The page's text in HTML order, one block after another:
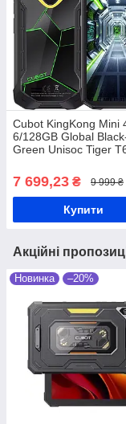
Cubot KingKong Mini
6/128GB Global
Green Unisoc Tiger
смартфон
7 699,23 ₴ 9 999 ₴
Купити
Акційні
Новинка –20%